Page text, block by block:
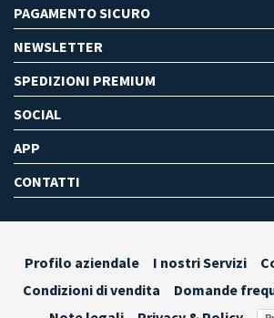
PAGAMENTO SICURO
NEWSLETTER
SPEDIZIONI PREMIUM
SOCIAL
APP
CONTATTI
Profilo aziendale I nostri Servizi
Condizioni di vendita
Domande